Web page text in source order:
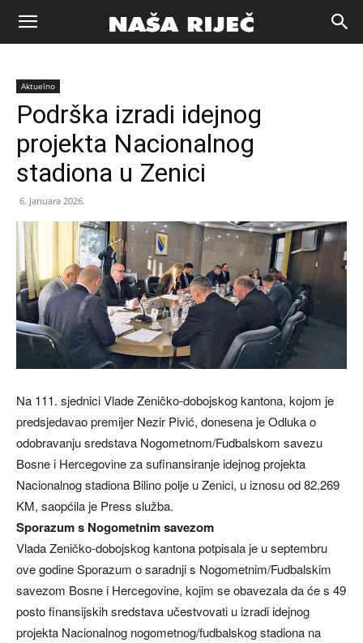
Naša
riječ
Zenica
Aktuelno
Podrška izradi idejnog
projekta Nacionalnog
stadiona u Zenici
6. Januara 2026.
Na 111. sjednici Vlade Zeničko-dobojskog kantona, kojom je
predsjedavao premijer Nezir Pivić, donesena je Odluka o
odobravanju sredstava Nogometnom/Fudbalskom savezu
Bosne i Hercegovine za sufinansiranje idejnog projekta
Nacionalnog stadiona Bilino polje u Zenici, u iznosu od 82.269
KM, saopćila je Press služba.
Sporazum s Nogometnim savezom
Vlada Zeničko-dobojskog kantona potpisala je u septembru
ove godine Sporazum o saradnji s Nogometnim/Fudbalskim
savezom Bosne i Hercegovine, kojim se obavezala da će s 49
posto finansijskih sredstava učestvovati u izradi idejnog
projekta Nacionalnog nogometnog/fudbalskog stadiona na